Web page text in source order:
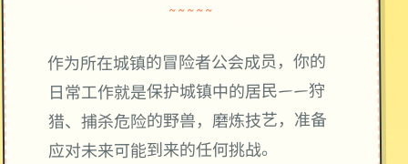
~~~~~
作为所在城镇的冒险者公会成员，你的
日常工作就是保护城镇中的居民——狩
猎、捕杀危险的野兽，磨炼技艺，准备
应对未来可能到来的任何挑战。